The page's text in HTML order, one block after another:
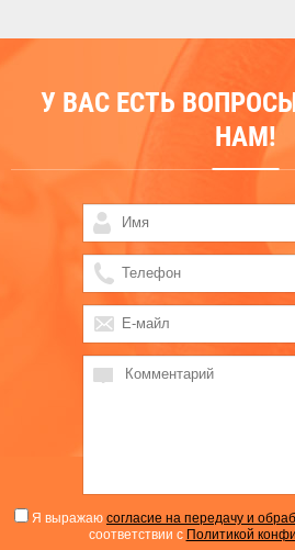
У ВАС ЕСТЬ
НАМ!
Я выражаю согласие на передачу и
соответствии с Политикой